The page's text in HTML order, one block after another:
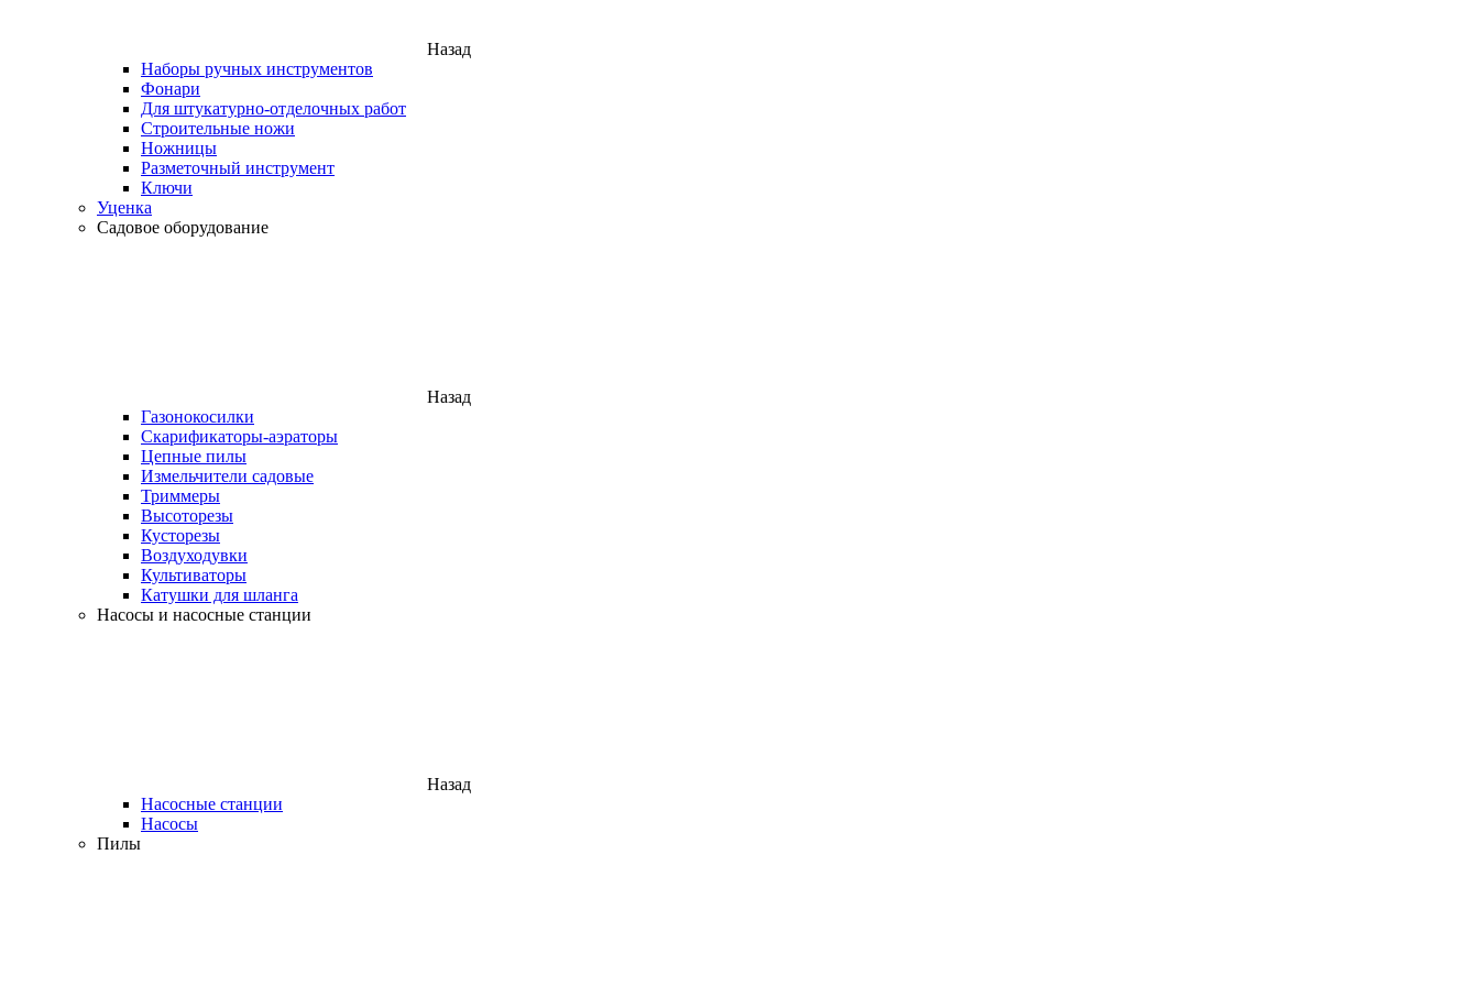
Назад
Наборы ручных инструментов
Фонари
Для штукатурно-отделочных работ
Строительные ножи
Ножницы
Разметочный инструмент
Ключи
Уценка
Садовое оборудование
Назад
Газонокосилки
Скарификаторы-аэраторы
Цепные пилы
Измельчители садовые
Триммеры
Высоторезы
Кусторезы
Воздуходувки
Культиваторы
Катушки для шланга
Насосы и насосные станции
Назад
Насосные станции
Насосы
Пилы